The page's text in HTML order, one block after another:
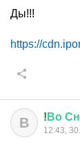
Ды!!!
https://
В ! Во
12:43,